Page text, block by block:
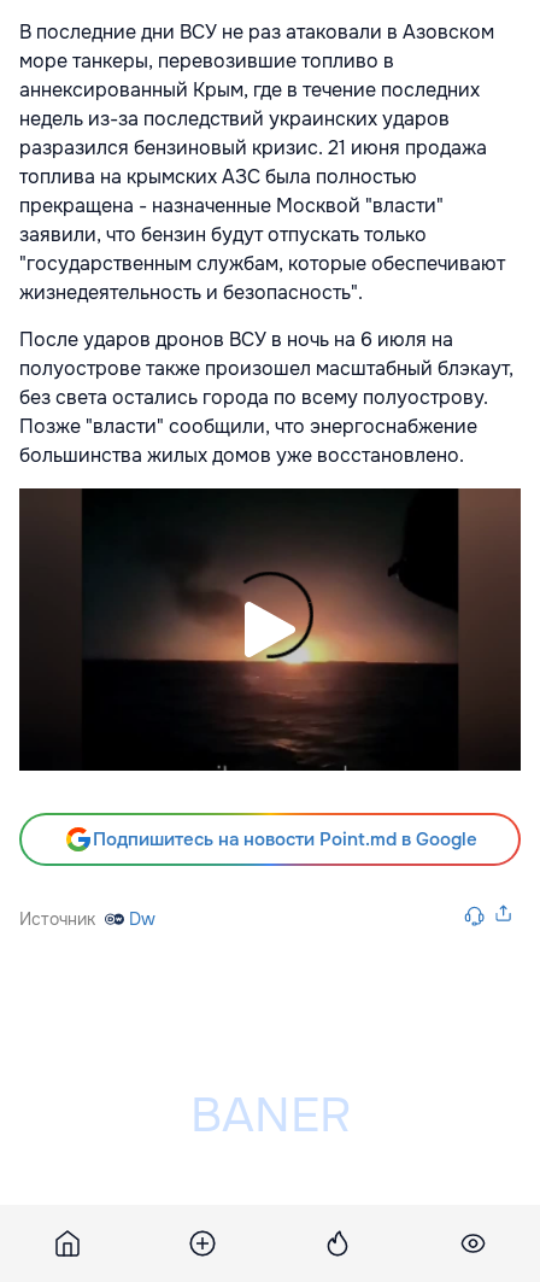
В последние дни ВСУ не раз атаковали в Азовском
море танкеры, перевозившие топливо в
аннексированный Крым, где в течение последних
недель из-за последствий украинских ударов
разразился бензиновый кризис. 21 июня продажа
топлива на крымских АЗС была полностью
прекращена - назначенные Москвой "власти"
заявили, что бензин будут отпускать только
"государственным службам, которые обеспечивают
жизнедеятельность и безопасность".
После ударов дронов ВСУ в ночь на 6 июля на
полуострове также произошел масштабный блэкаут,
без света остались города по всему полуострову.
Позже "власти" сообщили, что энергоснабжение
большинства жилых домов уже восстановлено.
Подпишитесь на новости Point.md в Google
Источник Dw